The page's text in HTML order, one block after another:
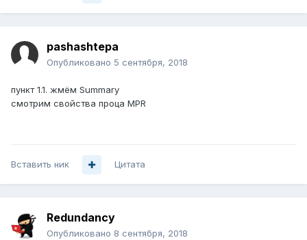
pashashtepa
Опубликовано 5 сентября, 2018
пункт 1.1. жмём Summary
смотрим свойства проца MPR
Вставить ник Цитата
Redundancy
Опубликовано 8 сентября, 2018